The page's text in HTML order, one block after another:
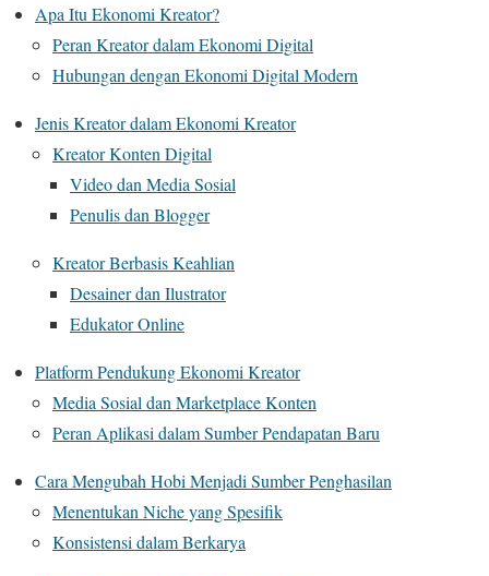
Apa Itu Ekonomi Kreator?
Peran Kreator dalam Ekonomi Digital
Hubungan dengan Ekonomi Digital Modern
Jenis Kreator dalam Ekonomi Kreator
Kreator Konten Digital
Video dan Media Sosial
Penulis dan Blogger
Kreator Berbasis Keahlian
Desainer dan Ilustrator
Edukator Online
Platform Pendukung Ekonomi Kreator
Media Sosial dan Marketplace Konten
Peran Aplikasi dalam Sumber Pendapatan Baru
Cara Mengubah Hobi Menjadi Sumber Penghasilan
Menentukan Niche yang Spesifik
Konsistensi dalam Berkarya